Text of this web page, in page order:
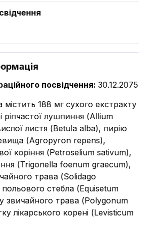
посвідчення: 30.12.2075
містить 188 мг сухого екстракту
ріпчастої лушпиння (Аllium
листя (Betula alba), пирію
(Agropyron repens),
коріння (Petroselium sativum),
(Trigonella foenum graecum),
трава (Solidago
стебла (Equisetum
звичайного трава (Polygonum
лікарського корені (Levisticum